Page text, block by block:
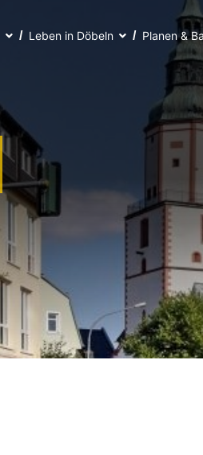
Leben in Döbeln Planen &